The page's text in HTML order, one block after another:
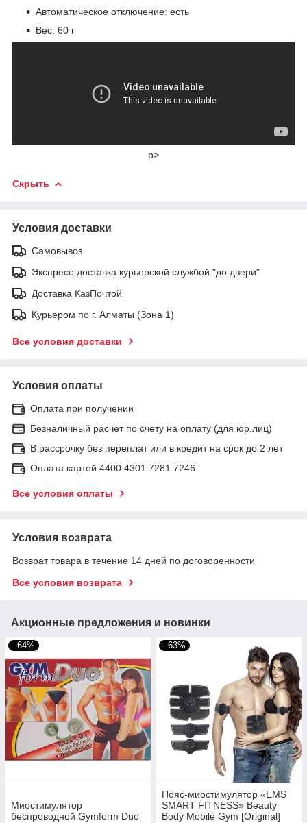
Автоматическое отключение: есть
Вес: 60 г
p>
Скрыть
Условия доставки
Самовывоз
Экспресс-доставка курьерской службой "до двери"
Доставка КазПочтой
Курьером по г. Алматы (Зона 1)
Все условия доставки
Условия оплаты
Оплата при получении
Безналичный расчет по счету на оплату (для юр.лиц)
В рассрочку без переплат или в кредит на срок до 2 лет
Оплата картой 4400 4301 7281 7246
Все условия оплаты
Условия возврата
Возврат товара в течение 14 дней по договоренности
Все условия возврата
Акционные предложения и новинки
–64%
Миостимулятор
беспроводной Gymform Duo
–63%
Пояс-миостимулятор «EMS
SMART FITNESS» Beauty
Body Mobile Gym [Original]